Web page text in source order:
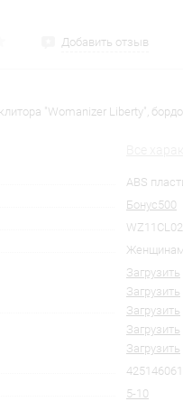
Добавить отзыв
"Womanizer Liberty", бордо
ABS
Бонус500
Женщинам
Загрузить
Загрузить
Загрузить
Загрузить
Загрузить
5-10